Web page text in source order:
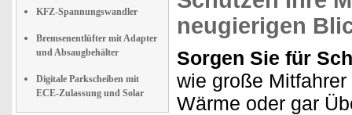
KFZ-Spannungswandler
Bremsenentlüfter mit Adapter
und Absaugbehälter
Digitale Parkscheiben mit
ECE-Zulassung und Solar
neugierigen
Sorgen Sie für
wie große
Wärme oder gar